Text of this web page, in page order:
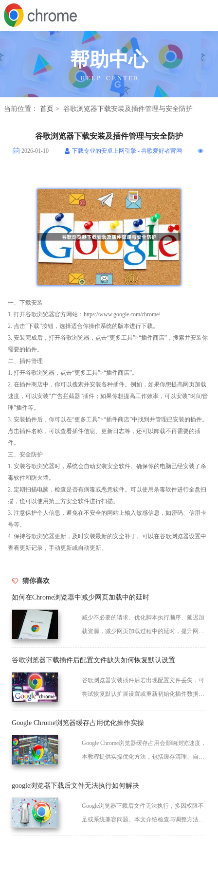
帮助中心
H E L P C E N T E R
当前位置： 首页 > 谷歌浏览器下载安装及插件管理与安全防护
谷歌浏览器下载安装及插件管理与安全防护
2026-01-10 下载专业的安卓上网引擎 - 谷歌爱好者官网
一、下载安装
1. 打开谷歌浏览器官方网站：https://www.google.com/chrome/
2. 点击“下载”按钮，选择适合你操作系统的版本进行下载。
3. 安装完成后，打开谷歌浏览器，点击“更多工具”>“插件商店”，搜索并安装你
需要的插件。
二、插件管理
1. 打开谷歌浏览器，点击“更多工具”>“插件商店”。
2. 在插件商店中，你可以搜索并安装各种插件。例如，如果你想提高网页加载
速度，可以安装“广告拦截器”插件；如果你想提高工作效率，可以安装“时间管
理”插件等。
3. 安装插件后，你可以在“更多工具”>“插件商店”中找到并管理已安装的插件。
点击插件名称，可以查看插件信息、更新日志等，还可以卸载不再需要的插
件。
三、安全防护
1. 安装谷歌浏览器时，系统会自动安装安全软件。确保你的电脑已经安装了杀
毒软件和防火墙。
2. 定期扫描电脑，检查是否有病毒或恶意软件。可以使用杀毒软件进行全盘扫
描，也可以使用第三方安全软件进行扫描。
3. 注意保护个人信息，避免在不安全的网站上输入敏感信息，如密码、信用卡
号等。
4. 保持谷歌浏览器更新，及时安装最新的安全补丁。可以在谷歌浏览器设置中
查看更新记录，手动更新或自动更新。
猜你喜欢
如何在Chrome浏览器中减少网页加载中的延时
减少不必要的请求、优化脚本执行顺序、延迟加
载资源，减少网页加载过程中的延时，提升网页
谷歌浏览器下载插件后配置文件缺失如何恢复默认设置
谷歌浏览器安装插件后若出现配置文件丢失，可
尝试恢复默认扩展设置或重新初始化插件数据，
Google Chrome浏览器缓存占用优化操作实操
Google Chrome浏览器缓存占用会影响浏览速度，
本教程提供实操优化方法，包括缓存清理、自动
性能。
google浏览器下载后文件无法执行如何解决
Google浏览器下载后文件无法执行，多因权限不
足或系统兼容问题。本文介绍检查与调整方法，